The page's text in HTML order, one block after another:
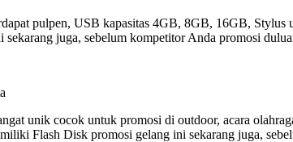
pulpen, USB kapasitas 4GB, 8GB, 16GB,
juga, sebelum kompetitor Anda promosi
unik cocok untuk promosi di outdoor, acara
Flash Disk promosi gelang ini sekarang juga,